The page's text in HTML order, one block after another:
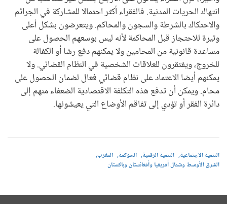
انتهاك الحريات المدنية. فالفقراء أكثر احتمالا للمشاركة في الجرائم
والاحتكاك بالشرطة والسجون والمحاكم. ويتعرضون بشكل أعلى
وتيرة للاحتجاز قبل المحاكمة لأنه ليس بوسعهم الحصول على
مساعدة قانونية من المحامين ولا يمكنهم دفع رشا أو الكفالة
للخروج، ويفتقرون للعلاقات الشخصية في النظام القضائي. ولا
يمكنهم أيضا الاعتماد على نظام قضائي فعال لضمان الحصول على
محام. ويمكن أن تدفع هذه التكلفة الاقتصادية الضعفاء منهم إلى
دائرة الفقر أو تؤدي إلى تفاقم الأوضاع التي يعيشونها.
التنمية الاجتماعية التنمية الرقمية الحوكمة المغرب
الشرق الأوسط وشمال أفريقيا وأفغانستان وباكستان